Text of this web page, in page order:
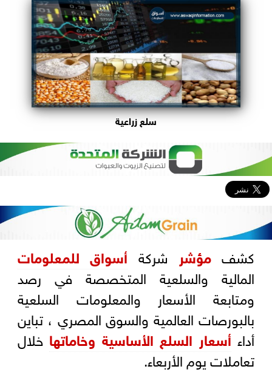
سلع زراعية
كشفمؤشر شركة أسواق للمعلومات
المالية والسلعية المتخصصة في رصد
ومتابعة الأسعار والمعلومات السلعية
بالبورصات العالمية والسوق المصري ، تباين
أداء أسعار السلع الأساسية وخاماتها خلال
تعاملات يوم الأربعاء.